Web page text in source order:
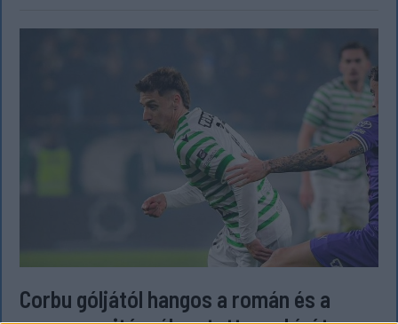
Corbu góljától hangos a román és a